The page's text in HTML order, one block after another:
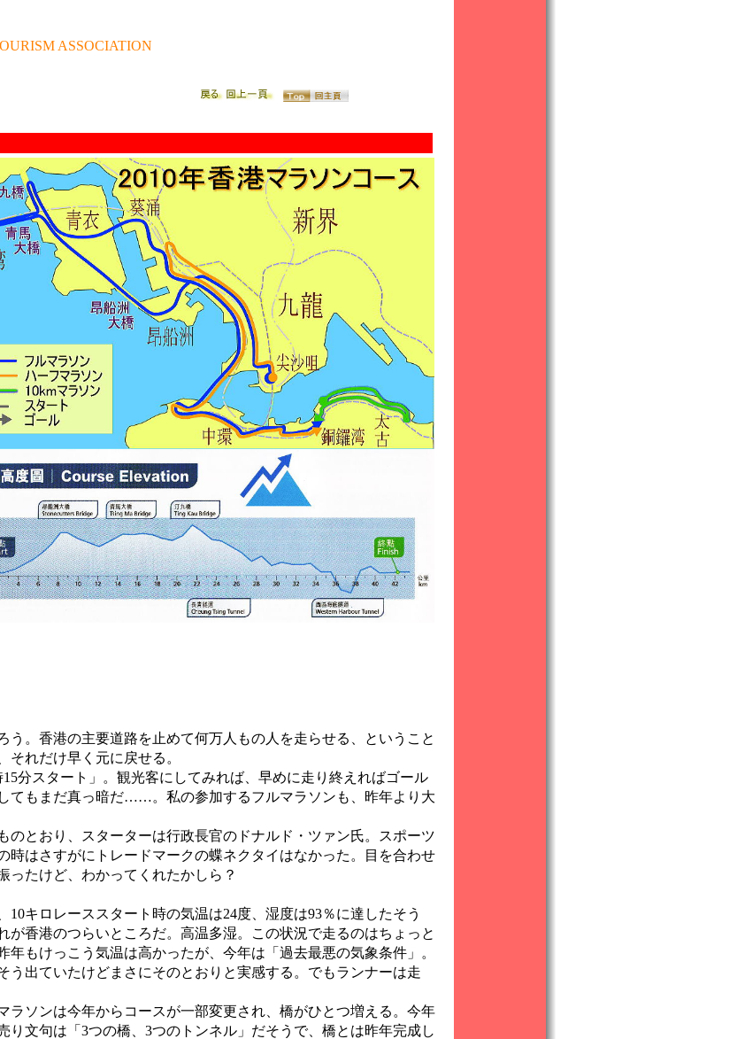
ASSOCIATION
。香港の主要道路を止めて何万人もの人を走らせる、ということ
れだけ早く元に戻せる。
分スタート」。観光客にしてみれば、早めに走り終えればゴール
てもまだ真っ暗だ……。私の参加するフルマラソンも、昨年より大
のとおり、スターターは行政長官のドナルド・ツァン氏。スポーツ
時はさすがにトレードマークの蝶ネクタイはなかった。目を合わせ
ったけど、わかってくれたかしら？
10キロレーススタート時の気温は24度、湿度は93％に達したそう
が香港のつらいところだ。高温多湿。この状況で走るのはちょっと
年もけっこう気温は高かったが、今年は「過去最悪の気象条件」。
う出ていたけどまさにそのとおりと実感する。でもランナーは走
ラソンは今年からコースが一部変更され、橋がひとつ増える。今年
り文句は「3つの橋、3つのトンネル」だそうで、橋とは昨年完成し